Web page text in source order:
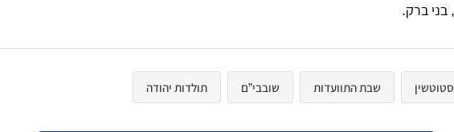
סטוטשין שבת התוועדות שובבי”ם תולדות יהודה